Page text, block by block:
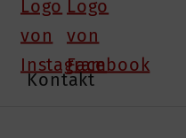
Kontakt